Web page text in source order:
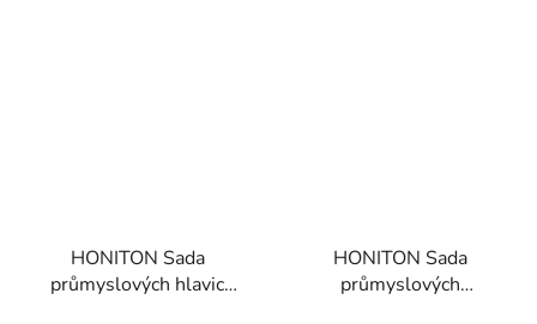
HONITON Sada
průmyslových hlavic
HONITON Sada
průmyslových